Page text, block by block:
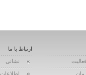
ارتباط با ما
نشانی